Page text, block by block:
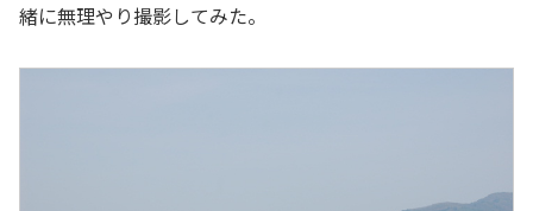
緒に無理やり撮影してみた。